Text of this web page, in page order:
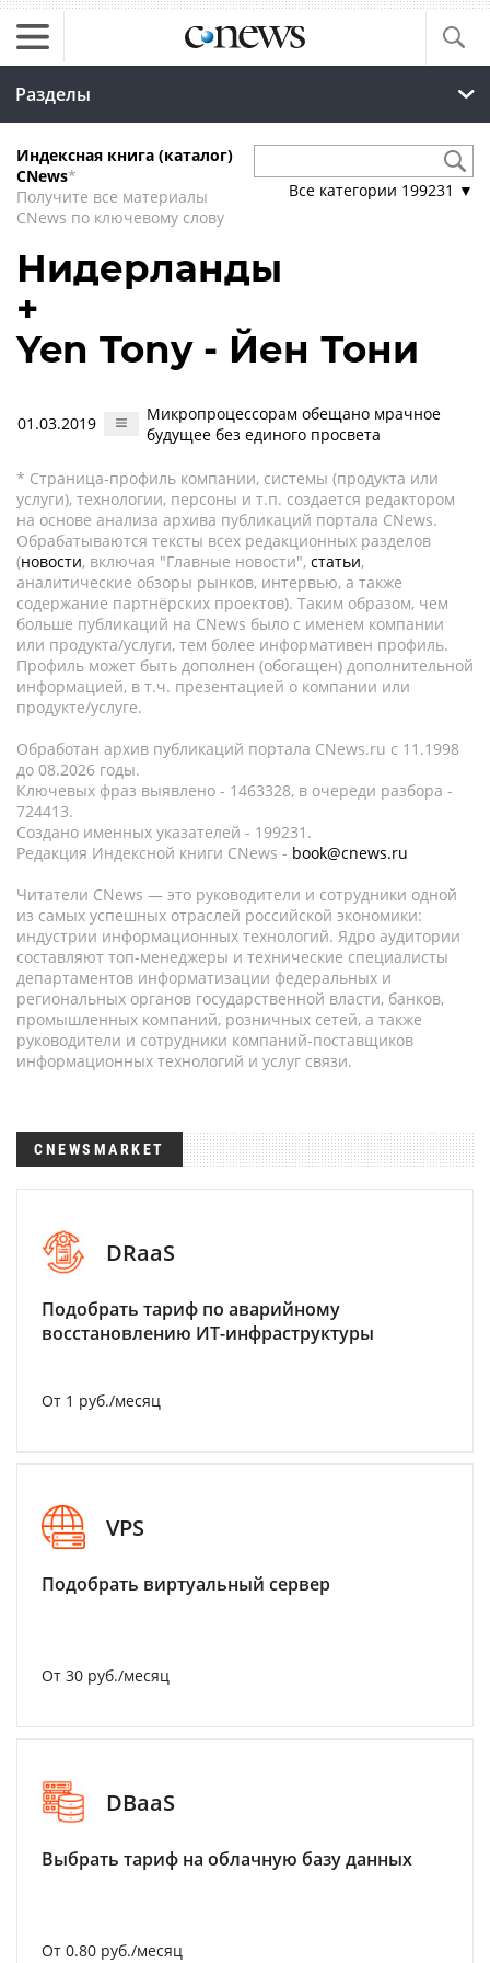
Разделы
Индексная книга (каталог)
CNews*
Получите все материалы
CNews по ключевому слову
Все категории 199231 ▼
Нидерланды
+
Yen Tony - Йен Тони
01.03.2019
Микропроцессорам обещано мрачное
будущее без единого просвета
* Страница-профиль компании, системы (продукта или
услуги), технологии, персоны и т.п. создается редактором
на основе анализа архива публикаций портала CNews.
Обрабатываются тексты всех редакционных разделов
(новости, включая "Главные новости", статьи,
аналитические обзоры рынков, интервью, а также
содержание партнёрских проектов). Таким образом, чем
больше публикаций на CNews было с именем компании
или продукта/услуги, тем более информативен профиль.
Профиль может быть дополнен (обогащен) дополнительной
информацией, в т.ч. презентацией о компании или
продукте/услуге.
Обработан архив публикаций портала CNews.ru c 11.1998
до 08.2026 годы.
Ключевых фраз выявлено - 1463328, в очереди разбора -
724413.
Создано именных указателей - 199231.
Редакция Индексной книги CNews - book@cnews.ru
Читатели CNews — это руководители и сотрудники одной
из самых успешных отраслей российской экономики:
индустрии информационных технологий. Ядро аудитории
составляют топ-менеджеры и технические специалисты
департаментов информатизации федеральных и
региональных органов государственной власти, банков,
промышленных компаний, розничных сетей, а также
руководители и сотрудники компаний-поставщиков
информационных технологий и услуг связи.
CNEWSMARKET
DRaaS
Подобрать тариф по аварийному
восстановлению ИТ-инфраструктуры
От 1 руб./месяц
VPS
Подобрать виртуальный сервер
От 30 руб./месяц
DBaaS
Выбрать тариф на облачную базу данных
От 0.80 руб./месяц